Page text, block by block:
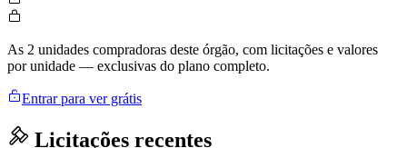
As 2 unidades compradoras deste órgão, com licitações e valores
por unidade — exclusivas do plano completo.
Entrar para ver grátis
Licitações recentes